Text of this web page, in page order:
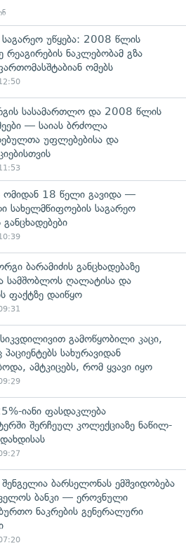
საგარეო უწყება: 2008 წლის
რეაგირების ნაკლებობამ გზა
ომებს
სასამართლო და 2008 წლის
— საიას ბრძოლა
უფლებებისა და
ომიდან 18 წელი გავიდა —
სახელმწიფოების საგარეო
განცხადებები
ბარამიძის განცხადებაზე
სამშობლოს ღალატისა და
ფაქტზე დაიწყო
გამოწყობილი კაცი,
სახურავიდან
ამტკიცებს, რომ ყვავი იყო
იანი ფასდაკლება
შერჩეულ კოლექციაზე ნაწილ-
ბარსელონას ემშვიდობება
ბანკი — ეროვნული
ნაკრების გენერალური